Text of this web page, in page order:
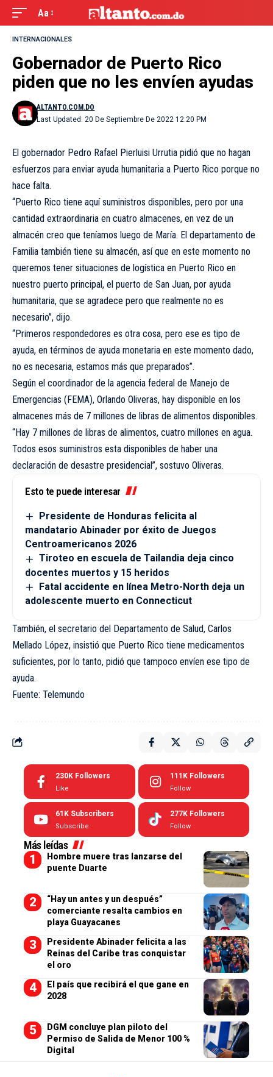
Aa
INTERNACIONALES
Gobernador de Puerto Rico
piden que no les envíen ayudas
Last Updated: 20 De Septiembre De 2022 12:20 PM
ALTANTO.COM.DO
El gobernador Pedro Rafael Pierluisi Urrutia pidió que no hagan
esfuerzos para enviar ayuda humanitaria a Puerto Rico porque no
hace falta.
“Puerto Rico tiene aquí suministros disponibles, pero por una
cantidad extraordinaria en cuatro almacenes, en vez de un
almacén creo que teníamos luego de María. El departamento de
Familia también tiene su almacén, así que en este momento no
queremos tener situaciones de logística en Puerto Rico en
nuestro puerto principal, el puerto de San Juan, por ayuda
humanitaria, que se agradece pero que realmente no es
necesario”, dijo.
“Primeros respondedores es otra cosa, pero ese es tipo de
ayuda, en términos de ayuda monetaria en este momento dado,
no es necesaria, estamos más que preparados”.
Según el coordinador de la agencia federal de Manejo de
Emergencias (FEMA), Orlando Oliveras, hay disponible en los
almacenes más de 7 millones de libras de alimentos disponibles.
“Hay 7 millones de libras de alimentos, cuatro millones en agua.
Todos esos suministros esta disponibles de haber una
declaración de desastre presidencial”, sostuvo Oliveras.
Esto te puede interesar
Presidente de Honduras felicita al
mandatario Abinader por éxito de Juegos
Centroamericanos 2026
Tiroteo en escuela de Tailandia deja cinco
docentes muertos y 15 heridos
Fatal accidente en línea Metro-North deja un
adolescente muerto en Connecticut
También, el secretario del Departamento de Salud, Carlos
Mellado López, insistió que Puerto Rico tiene medicamentos
suficientes, por lo tanto, pidió que tampoco envíen ese tipo de
ayuda.
Fuente: Telemundo
230K Followers
Like
111K Followers
Follow
61K Subscribers
Subscribe
277K Followers
Follow
Más leídas
Hombre muere tras lanzarse del
puente Duarte
“Hay un antes y un después”
comerciante resalta cambios en
playa Guayacanes
Presidente Abinader felicita a las
Reinas del Caribe tras conquistar
el oro
El país que recibirá el que gane en
2028
DGM concluye plan piloto del
Permiso de Salida de Menor 100 %
Digital